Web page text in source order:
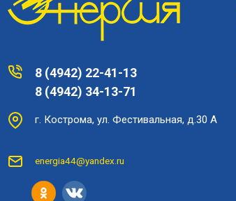
8 (4942) 22-41-13
8 (4942) 34-13-71
г. Кострома, ул. Фестивальная, д.30 А
energia44@yandex.ru